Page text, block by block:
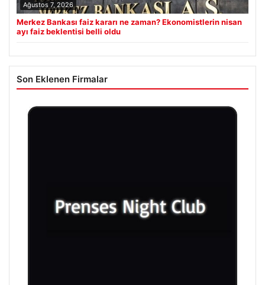
Ağustos 7, 2026
Merkez Bankası faiz kararı ne zaman? Ekonomistlerin nisan
ayı faiz beklentisi belli oldu
Son Eklenen Firmalar